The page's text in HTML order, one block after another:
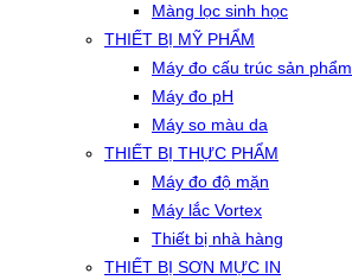
Màng lọc sinh học
THIẾT BỊ MỸ PHẨM
Máy đo cấu trúc sản phẩm
Máy đo pH
Máy so màu da
THIẾT BỊ THỰC PHẨM
Máy đo độ mặn
Máy lắc Vortex
Thiết bị nhà hàng
THIẾT BỊ SƠN MỰC IN